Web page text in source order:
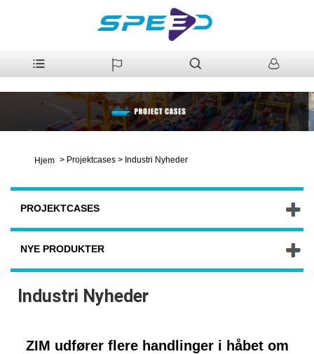
Hjem > Projektcases > Industri Nyheder
PROJEKTCASES
NYE PRODUKTER
Industri Nyheder
ZIM udfører flere handlinger i håbet om